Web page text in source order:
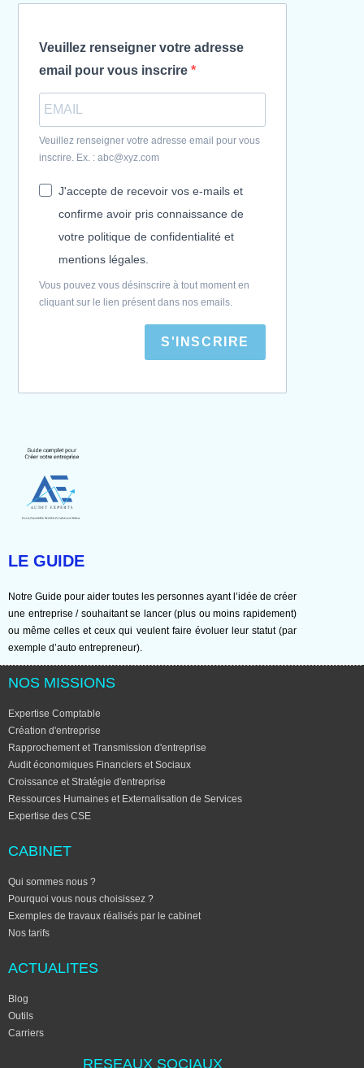
Veuillez renseigner votre adresse
email pour vous inscrire
Veuillez renseigner votre adresse email pour vous
inscrire. Ex. : abc@xyz.com
J'accepte de recevoir vos e-mails et
confirme avoir pris connaissance de
votre politique de confidentialité et
mentions légales.
Vous pouvez vous désinscrire à tout moment en
cliquant sur le lien présent dans nos emails.
S'INSCRIRE
LE GUIDE
Notre Guide pour aider toutes les personnes ayant l’idée de créer
une entreprise / souhaitant se lancer (plus ou moins rapidement)
ou même celles et ceux qui veulent faire évoluer leur statut (par
exemple d’auto entrepreneur).
NOS MISSIONS
Expertise Comptable
Création d'entreprise
Rapprochement et Transmission d'entreprise
Audit économiques Financiers et Sociaux
Croissance et Stratégie d'entreprise
Ressources Humaines et Externalisation de Services
Expertise des CSE
CABINET
Qui sommes nous ?
Pourquoi vous nous choisissez ?
Exemples de travaux réalisés par le cabinet
Nos tarifs
ACTUALITES
Blog
Outils
Carriers
RESEAUX SOCIAUX